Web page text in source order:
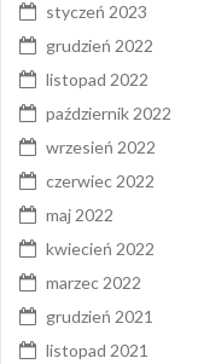
styczeń 2023
grudzień 2022
listopad 2022
październik 2022
wrzesień 2022
czerwiec 2022
maj 2022
kwiecień 2022
marzec 2022
grudzień 2021
listopad 2021